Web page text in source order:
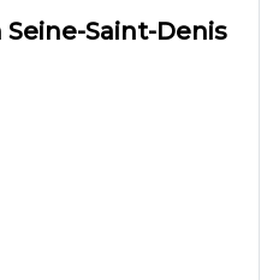
Saint-Denis